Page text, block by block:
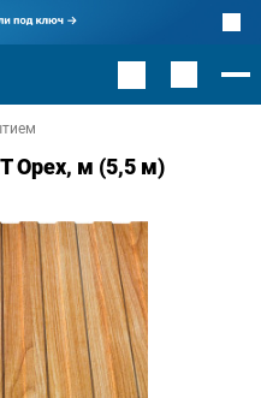
Орех, м (5,5 м)